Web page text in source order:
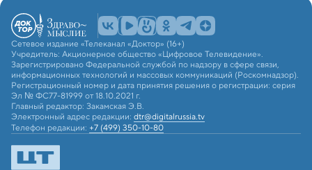
Сетевое издание «Телеканал «Доктор» (16+)
Учредитель: Акционерное общество «Цифровое Телевидение».
Зарегистрировано Федеральной службой по надзору в сфере связи,
информационных технологий и массовых коммуникаций (Роскомнадзор).
Регистрационный номер и дата принятия решения о регистрации: серия
Эл № ФС77-81999 от 18.10.2021 г.
Главный редактор: Закамская Э.В.
Электронный адрес редакции: dtr@digitalrussia.tv
Телефон редакции: +7 (499) 350-10-80